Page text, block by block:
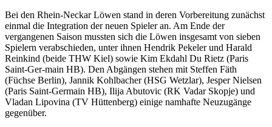
Bei den Rhein-Neckar Löwen stand in deren Vorbereitung zunächst
einmal die Integration der neuen Spieler an. Am Ende der
vergangenen Saison mussten sich die Löwen insgesamt von sieben
Spielern verabschieden, unter ihnen Hendrik Pekeler und Harald
Reinkind (beide THW Kiel) sowie Kim Ekdahl Du Rietz (Paris
Saint-Ger-main HB). Den Abgängen stehen mit Steffen Fäth
(Füchse Berlin), Jannik Kohlbacher (HSG Wetzlar), Jesper Nielsen
(Paris Saint-Germain HB), Ilija Abutovic (RK Vadar Skopje) und
Vladan Lipovina (TV Hüttenberg) einige namhafte Neuzugänge
gegenüber.